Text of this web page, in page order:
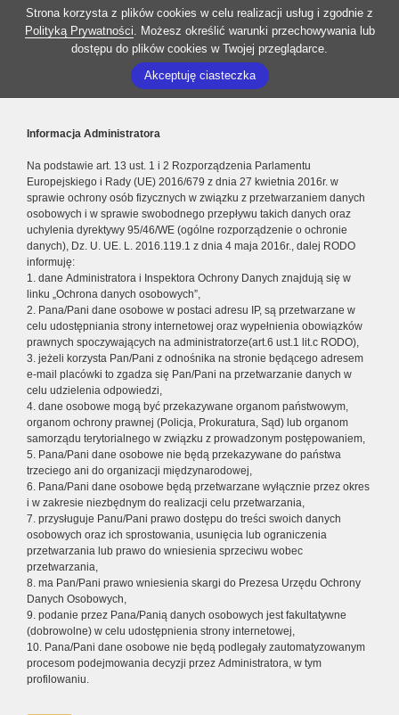
Strona korzysta z plików cookies w celu realizacji usług i zgodnie z
Polityką Prywatności. Możesz określić warunki przechowywania lub
dostępu do plików cookies w Twojej przeglądarce.
Akceptuję ciasteczka
Informacja Administratora
Na podstawie art. 13 ust. 1 i 2 Rozporządzenia Parlamentu
Europejskiego i Rady (UE) 2016/679 z dnia 27 kwietnia 2016r. w
sprawie ochrony osób fizycznych w związku z przetwarzaniem danych
osobowych i w sprawie swobodnego przepływu takich danych oraz
uchylenia dyrektywy 95/46/WE (ogólne rozporządzenie o ochronie
danych), Dz. U. UE. L. 2016.119.1 z dnia 4 maja 2016r., dalej RODO
informuję:
1. dane Administratora i Inspektora Ochrony Danych znajdują się w
linku „Ochrona danych osobowych”,
2. Pana/Pani dane osobowe w postaci adresu IP, są przetwarzane w
celu udostępniania strony internetowej oraz wypełnienia obowiązków
prawnych spoczywających na administratorze(art.6 ust.1 lit.c RODO),
3. jeżeli korzysta Pan/Pani z odnośnika na stronie będącego adresem
e-mail placówki to zgadza się Pan/Pani na przetwarzanie danych w
celu udzielenia odpowiedzi,
4. dane osobowe mogą być przekazywane organom państwowym,
organom ochrony prawnej (Policja, Prokuratura, Sąd) lub organom
samorządu terytorialnego w związku z prowadzonym postępowaniem,
5. Pana/Pani dane osobowe nie będą przekazywane do państwa
trzeciego ani do organizacji międzynarodowej,
6. Pana/Pani dane osobowe będą przetwarzane wyłącznie przez okres
i w zakresie niezbędnym do realizacji celu przetwarzania,
7. przysługuje Panu/Pani prawo dostępu do treści swoich danych
osobowych oraz ich sprostowania, usunięcia lub ograniczenia
przetwarzania lub prawo do wniesienia sprzeciwu wobec
przetwarzania,
8. ma Pan/Pani prawo wniesienia skargi do Prezesa Urzędu Ochrony
Danych Osobowych,
9. podanie przez Pana/Panią danych osobowych jest fakultatywne
(dobrowolne) w celu udostępnienia strony internetowej,
10. Pana/Pani dane osobowe nie będą podlegały zautomatyzowanym
procesom podejmowania decyzji przez Administratora, w tym
profilowaniu.